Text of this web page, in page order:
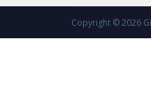
Copyright © 2026